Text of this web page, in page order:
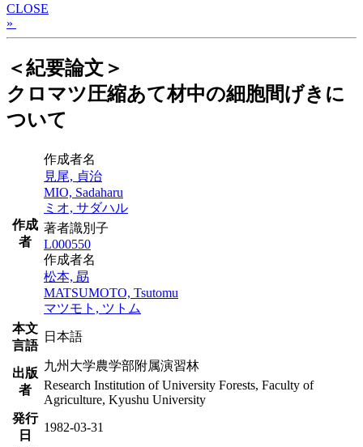
CLOSE
»
＜紀要論文＞
クロマツ圧縮あて材中の細胞間げきに
ついて
作成
者
作成者名
見尾, 貞治
MIO, Sadaharu
ミオ, サダハル
著者識別子
L000550
作成者名
松本, 勗
MATSUMOTO, Tsutomu
マツモト, ツトム
本文
言語
日本語
出版
者
九州大学農学部附属演習林
Research Institution of University Forests, Faculty of
Agriculture, Kyushu University
発行
日
1982-03-31